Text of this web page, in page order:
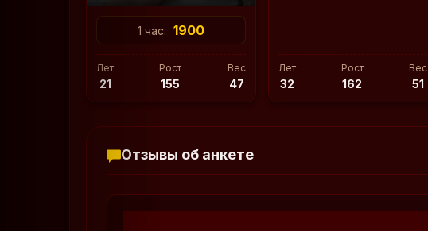
1 час: 1900
Лет
21
Рост
155
Вес
47
Лет
32
Рост
162
Вес
51
Отзывы об анкете